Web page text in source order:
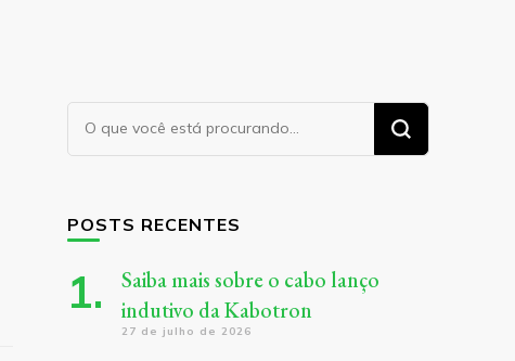
Procurando
algo?
POSTS RECENTES
Saiba mais sobre o cabo lanço
indutivo da Kabotron
27 de julho de 2026